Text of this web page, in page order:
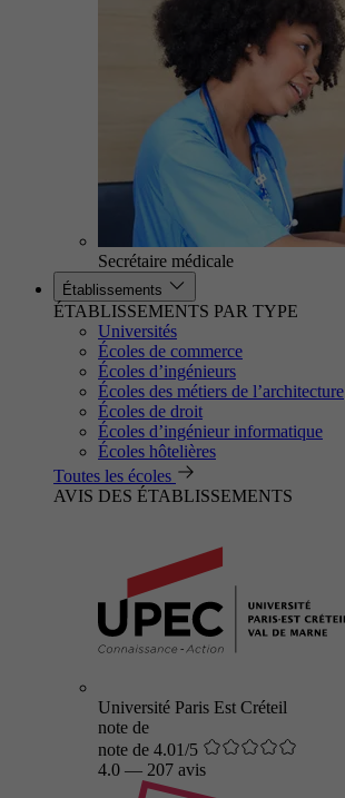
Secrétaire médicale
Établissements
ÉTABLISSEMENTS PAR TYPE
Universités
Écoles de commerce
Écoles d’ingénieurs
Écoles des métiers de l’architecture
Écoles de droit
Écoles d’ingénieur informatique
Écoles hôtelières
Toutes les écoles
AVIS DES ÉTABLISSEMENTS
Université Paris Est Créteil
note de
note de 4.01/5
4.0 — 207 avis